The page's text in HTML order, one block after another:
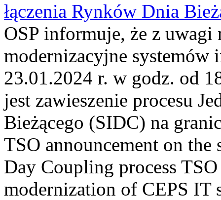
łączenia Rynków Dnia
OSP informuje, że z uwagi
modernizacyjne
23.01.2024 r. w godz. od
jest zawieszenie procesu
Bieżącego (SIDC) na
TSO announcement on
Day Coupling process
modernization of CEPS IT